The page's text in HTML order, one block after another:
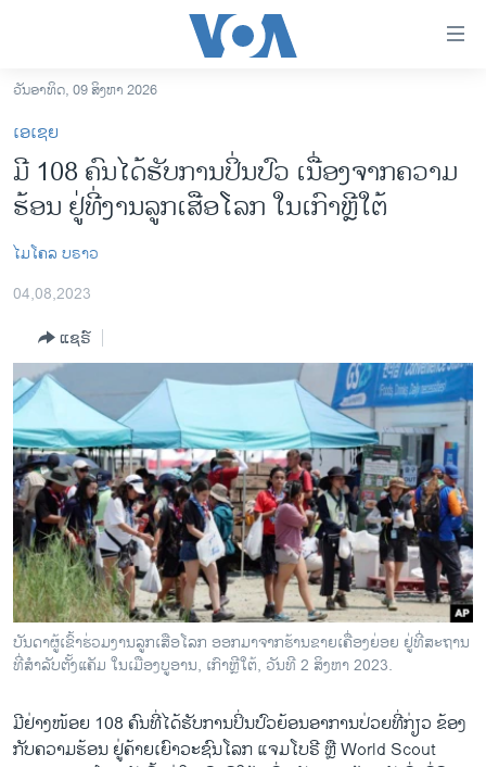
ເຂົ້າ
ຫາ
ຂ້າມ
ຂ້າມ
ຂ້າມ
ຫາ
ຊອກ
ຄົ້ນ
ລາວ
ອາເມຣິກາ
ການເລືອກຕັ້ງ ປະທານາທີບໍດີ ສະຫະລັດ 2024
ໂລກ
ເອເຊຍ
ອິດສະຫຼະພາບດ້ານການຂ່າວ
ຊີວິດຊາວລາວ
ຊຸມຊົນຊາວລາວ
ວິທະຍາສາດ-ເທັກໂນໂລຈີ
ທຸລະກິດ
ພາສາອັງກິດ
ວີດີໂອ
ສຽງ
ລາຍງານ
ຕິດຕາມພວກເຮົາ ທີ່
ວັນອາທິດ, 09 ສິງຫາ 2026
ເອເຊຍ
ມີ 108 ຄົນໄດ້ຮັບການປິ່ນປົວ ເນື່ອງຈາກຄວາມ
ຮ້ອນ ຢູ່ທີ່ງານລູກເສືອໂລກ ໃນເກົາຫຼີໃຕ້
ໄມໂຄລ ບຣາວ
04,08,2023
ແຊຣ໌
ບັນດາຜູ້ເຂົ້າຮ່ວມງານລູກເສືອໂລກ ອອກມາຈາກຮ້ານຂາຍເຄື່ອງຍ່ອຍ ຢູ່ທີ່ສະຖານ
ທີ່ສໍາລັບຕັ້ງແຄັມ ໃນເມືອງບູອານ, ເກົາຫຼີໃຕ້, ວັນທີ 2 ສິງຫາ 2023.
ມີຢ່າງໜ້ອຍ 108 ຄົນທີ່ໄດ້ຮັບການປິ່ນປົວຍ້ອນອາການປ່ວຍທີ່ກ່ຽວ ຂ້ອງ
ກັບຄວາມຮ້ອນ ຢູ່ຄ້າຍເຍົາ​ວະ​ຊົ​ນໂລກ ແຈມໂບຣີ ຫຼື World Scout